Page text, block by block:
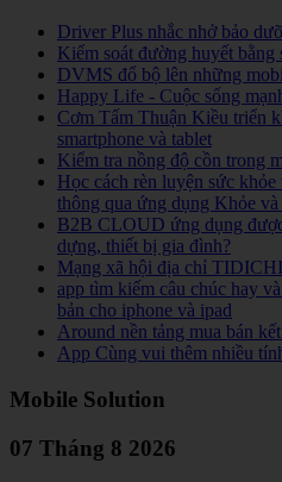
Driver Plus nhắc nhở bảo
Kiểm soát đường huyết bằng
DVMS đổ bộ lên những
Happy Life - Cuộc sống
Cơm Tấm Thuận Kiều triển
smartphone và tablet
Kiểm tra nồng độ cồn trong
Học cách rèn luyện sức
thông qua ứng dụng Khỏe
B2B CLOUD ứng dụng
dựng, thiết bị gia đình?
Mạng xã hội địa chỉ TIDICHI
app tìm kiếm câu chúc hay
bản cho iphone và ipad
Around nền tảng mua bán
App Cùng vui thêm nhiều
Mobile Solution
07 Tháng 8 2026